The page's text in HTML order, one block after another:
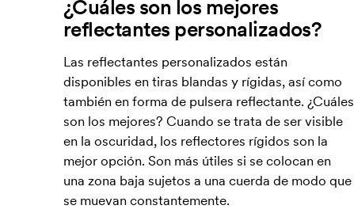
¿Cuáles son los mejores
reflectantes personalizados?
Las reflectantes personalizados están
disponibles en tiras blandas y rígidas, así como
también en forma de pulsera reflectante. ¿Cuáles
son los mejores? Cuando se trata de ser visible
en la oscuridad, los reflectores rígidos son la
mejor opción. Son más útiles si se colocan en
una zona baja sujetos a una cuerda de modo que
se muevan constantemente.